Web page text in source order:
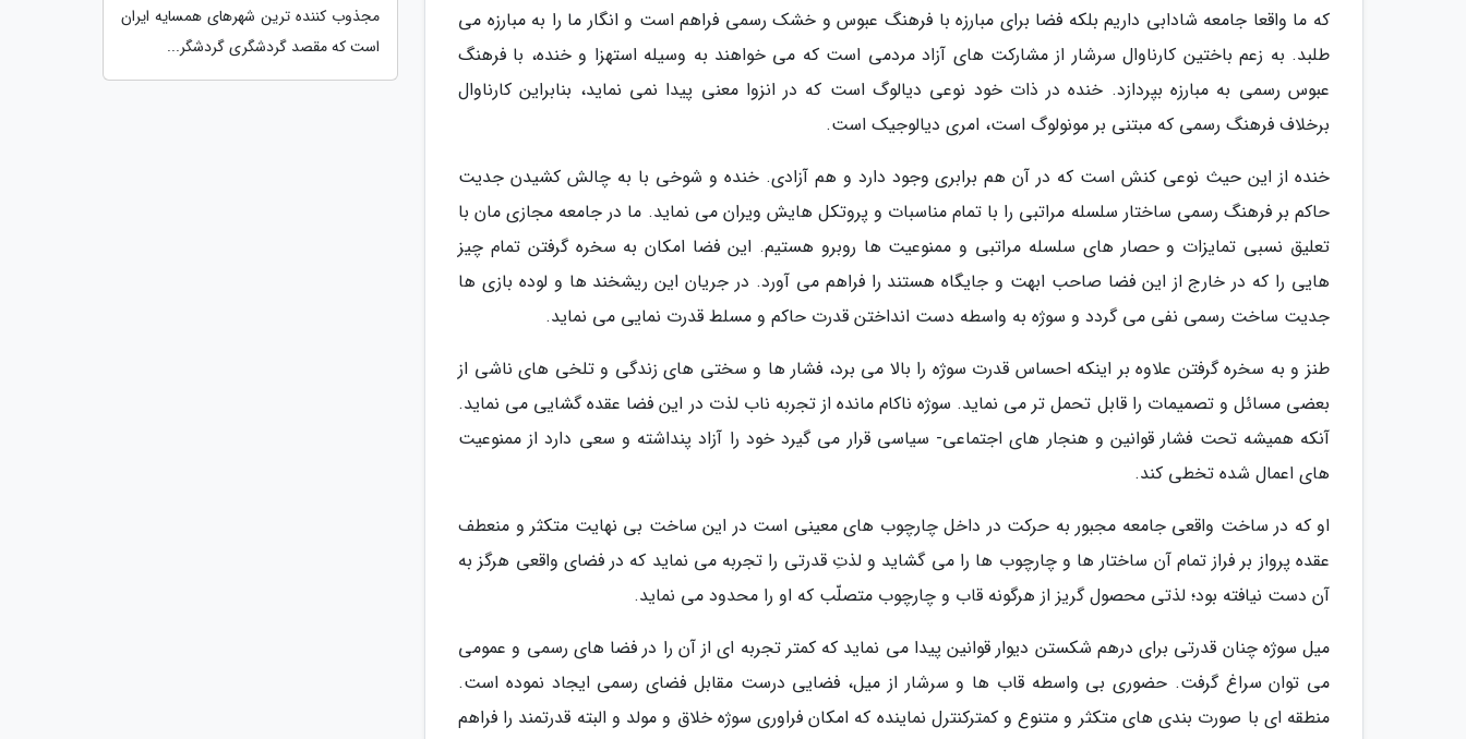
که ما واقعا جامعه شادابی داریم بلکه فضا برای مبارزه با فرهنگ عبوس و خشک رسمی فراهم است و انگار ما را به مبارزه می
طلبد. به زعم باختین کارناوال سرشار از مشارکت های آزاد مردمی است که می خواهند به وسیله استهزا و خنده، با فرهنگ
عبوس رسمی به مبارزه بپردازد. خنده در ذات خود نوعی دیالوگ است که در انزوا معنی پیدا نمی نماید، بنابراین کارناوال
برخلاف فرهنگ رسمی که مبتنی بر مونولوگ است، امری دیالوجیک است.
خنده از این حیث نوعی کنش است که در آن هم برابری وجود دارد و هم آزادی. خنده و شوخی با به چالش کشیدن جدیت
حاکم بر فرهنگ رسمی ساختار سلسله مراتبی را با تمام مناسبات و پروتکل هایش ویران می نماید. ما در جامعه مجازی مان با
تعلیق نسبی تمایزات و حصار های سلسله مراتبی و ممنوعیت ها روبرو هستیم. این فضا امکان به سخره گرفتن تمام چیز
هایی را که در خارج از این فضا صاحب ابهت و جایگاه هستند را فراهم می آورد. در جریان این ریشخند ها و لوده بازی ها
جدیت ساخت رسمی نفی می گردد و سوژه به واسطه دست انداختن قدرت حاکم و مسلط قدرت نمایی می نماید.
طنز و به سخره گرفتن علاوه بر اینکه احساس قدرت سوژه را بالا می برد، فشار ها و سختی های زندگی و تلخی های ناشی از
بعضی مسائل و تصمیمات را قابل تحمل تر می نماید. سوژه ناکام مانده از تجربه ناب لذت در این فضا عقده گشایی می نماید.
آنکه همیشه تحت فشار قوانین و هنجار های اجتماعی- سیاسی قرار می گیرد خود را آزاد پنداشته و سعی دارد از ممنوعیت
های اعمال شده تخطی کند.
او که در ساخت واقعی جامعه مجبور به حرکت در داخل چارچوب های معینی است در این ساخت بی نهایت متکثر و منعطف
عقده پرواز بر فراز تمام آن ساختار ها و چارچوب ها را می گشاید و لذتِ قدرتی را تجربه می نماید که در فضای واقعی هرگز به
آن دست نیافته بود؛ لذتی محصول گریز از هرگونه قاب و چارچوب متصلّب که او را محدود می نماید.
میل سوژه چنان قدرتی برای درهم شکستن دیوار قوانین پیدا می نماید که کمتر تجربه ای از آن را در فضا های رسمی و عمومی
می توان سراغ گرفت. حضوری بی واسطه قاب ها و سرشار از میل، فضایی درست مقابل فضای رسمی ایجاد نموده است.
منطقه ای با صورت بندی های متکثر و متنوع و کمترکنترل نماینده که امکان فراوری سوژه خلاق و مولد و البته قدرتمند را فراهم
مجذوب کننده ترین شهرهای همسایه ایران
است که مقصد گردشگری گردشگر...